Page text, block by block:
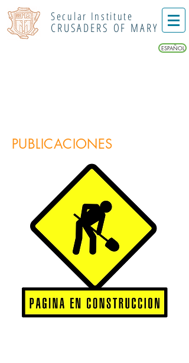
Secular Institute
CRUSADERS OF MARY
ESPAÑOL
PUBLICACIONES